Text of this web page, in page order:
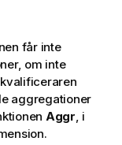
får inte
om inte
aggregationer
Aggr , i